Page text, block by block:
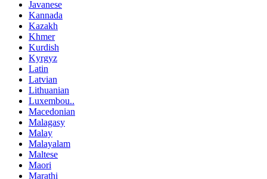
Javanese
Kannada
Kazakh
Khmer
Kurdish
Kyrgyz
Latin
Latvian
Lithuanian
Luxembou..
Macedonian
Malagasy
Malay
Malayalam
Maltese
Maori
Marathi